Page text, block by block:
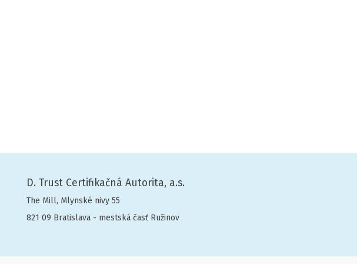
D. Trust Certifikačná Autorita, a.s.
The Mill, Mlynské nivy 55
821 09 Bratislava - mestská časť Ružinov